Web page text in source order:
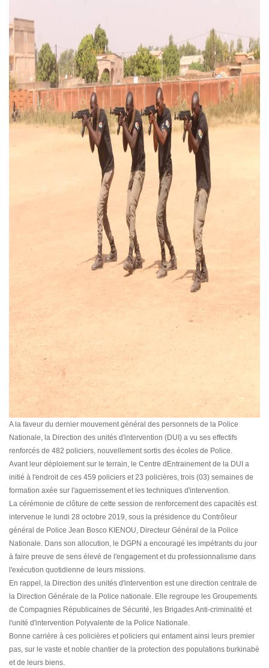
A la faveur du dernier mouvement général des personnels de la Police
Nationale, la Direction des unités d'intervention (DUI) a vu ses effectifs
renforcés de 482 policiers, nouvellement sortis des écoles de Police.
Avant leur déploiement sur le terrain, le Centre dEntrainement de la DUI a
initié à l'endroit de ces 459 policiers et 23 policières, trois (03) semaines de
formation axée sur l'aguerrissement et les techniques d'intervention.
La cérémonie de clôture de cette session de renforcement des capacités est
intervenue le lundi 28 octobre 2019, sous la présidence du Contrôleur
général de Police Jean Bosco KIENOU, Directeur Général de la Police
Nationale. Dans son allocution, le DGPN a encouragé les impétrants du jour
à faire preuve de sens élevé de l'engagement et du professionnalisme dans
l'exécution quotidienne de leurs missions.
En rappel, la Direction des unités d'intervention est une direction centrale de
la Direction Générale de la Police nationale. Elle regroupe les Groupements
de Compagnies Républicaines de Sécurité, les Brigades Anti-criminalité et
l'unité d'intervention Polyvalente de la Police Nationale.
Bonne carrière à ces policières et policiers qui entament ainsi leurs premier
pas, sur le vaste et noble chantier de la protection des populations burkinabè
et de leurs biens.